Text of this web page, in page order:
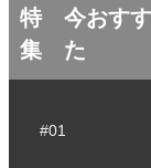
特
集
今おす
た
#01